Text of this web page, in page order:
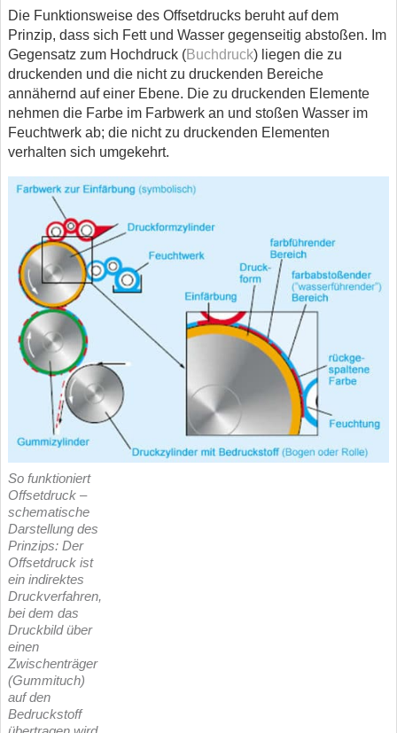
Die Funktionsweise des Offsetdrucks beruht auf dem
Prinzip, dass sich Fett und Wasser gegenseitig abstoßen. Im
Gegensatz zum Hochdruck (Buchdruck) liegen die zu
druckenden und die nicht zu druckenden Bereiche
annähernd auf einer Ebene. Die zu druckenden Elemente
nehmen die Farbe im Farbwerk an und stoßen Wasser im
Feuchtwerk ab; die nicht zu druckenden Elementen
verhalten sich umgekehrt.
So funktioniert
Offsetdruck –
schematische
Darstellung des
Prinzips: Der
Offsetdruck ist
ein indirektes
Druckverfahren,
bei dem das
Druckbild über
einen
Zwischenträger
(Gummituch)
auf den
Bedruckstoff